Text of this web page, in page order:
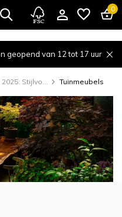
0
geopend van 12 tot 17 uur
Stijlvo... Tuinmeubels